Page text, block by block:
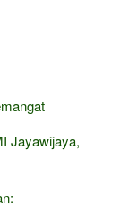
Jayawijaya,